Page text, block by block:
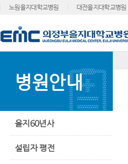
노원을지대학교병원 대전을지대학교병원
병원안내
을지60년사
설립자 평전